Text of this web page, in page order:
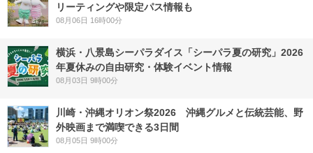
リーティングや限定パス情報も
08月06日 16時00分
横浜・八景島シーパラダイス「シーパラ夏の研究」2026
年夏休みの自由研究・体験イベント情報
08月03日 9時00分
川崎・沖縄オリオン祭2026 沖縄グルメと伝統芸能、野
外映画まで満喫できる3日間
08月05日 9時00分